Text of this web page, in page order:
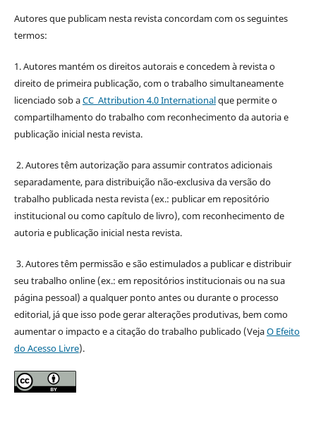
Autores que publicam nesta revista concordam com os seguintes
termos:
1. Autores mantém os direitos autorais e concedem à revista o
direito de primeira publicação, com o trabalho simultaneamente
licenciado sob aCC Attribution 4.0 Internationalque permite o
compartilhamento do trabalho com reconhecimento da autoria e
publicação inicial nesta revista.
2. Autores têm autorização para assumir contratos adicionais
separadamente, para distribuição não-exclusiva da versão do
trabalho publicada nesta revista (ex.: publicar em repositório
institucional ou como capítulo de livro), com reconhecimento de
autoria e publicação inicial nesta revista.
3. Autores têm permissão e são estimulados a publicar e distribuir
seu trabalho online (ex.: em repositórios institucionais ou na sua
página pessoal) a qualquer ponto antes ou durante o processo
editorial, já que isso pode gerar alterações produtivas, bem como
aumentar o impacto e a citação do trabalho publicado (VejaO Efeito
do Acesso Livre).